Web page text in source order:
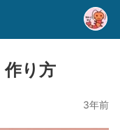
作り方
3年前